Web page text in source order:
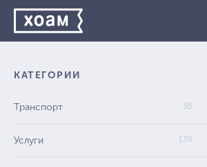
КАТЕГОРИИ
Транспорт 36
Услуги 139